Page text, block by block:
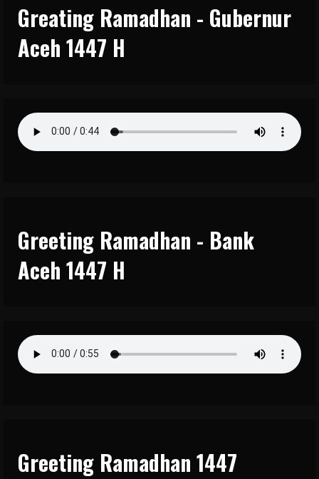
Greating Ramadhan - Gubernur
Aceh 1447 H
Greeting Ramadhan - Bank
Aceh 1447 H
Greeting Ramadhan 1447